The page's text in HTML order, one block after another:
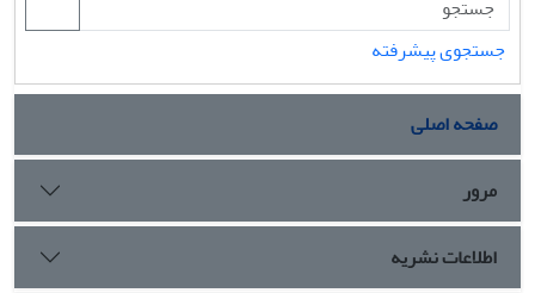
جستجوی پیشرفته
صفحه اصلی
مرور
اطلاعات نشریه